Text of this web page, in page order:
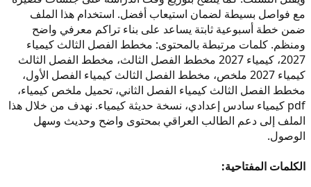
مع فواصل بسيطة لضمان استيعاب أفضل. استخدام هذا الملف
ضمن خطة أسبوعية ثابتة يساعد على بناء تراكم معرفي واضح
ومنظم. كلمات مرتبطة بالمحتوى: مخطط الفصل الثالث كيمياء
2027، كيمياء 2027 مخطط الفصل الثالث، مخطط الفصل الثالث
كيمياء 2027 ملخص، مخطط الفصل الثالث كيمياء الفصل الأول،
مخطط الفصل الثالث كيمياء الفصل الثاني، تحميل ملخص كيمياء،
pdf كيمياء سادس إعدادي، نسخة حديثة كيمياء. نهدف من خلال هذا
الملف إلى دعم الطالب العراقي بمحتوى واضح وحديث وسهل
الوصول.
الكلمات المفتاحية: